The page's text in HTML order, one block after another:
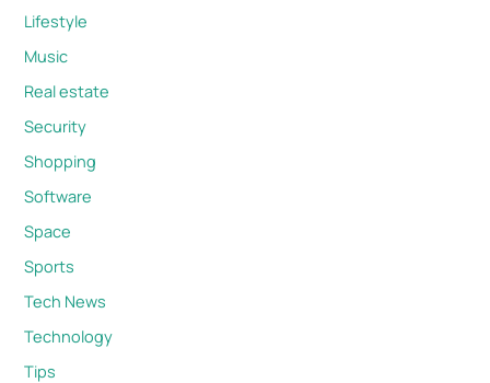
Lifestyle
Music
Real estate
Security
Shopping
Software
Space
Sports
Tech News
Technology
Tips